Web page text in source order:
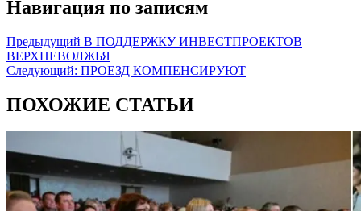
Навигация по записям
Предыдущий В ПОДДЕРЖКУ ИНВЕСТПРОЕКТОВ
ВЕРХНЕВОЛЖЬЯ
Следующий: ПРОЕЗД КОМПЕНСИРУЮТ
ПОХОЖИЕ СТАТЬИ